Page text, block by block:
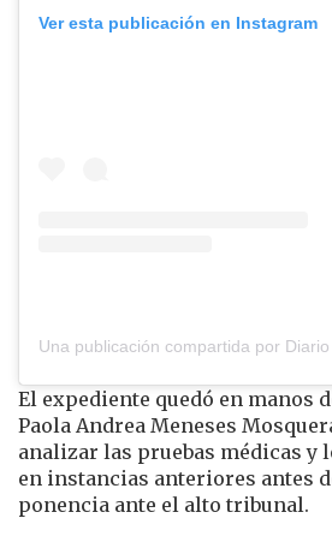
Ver esta publicación en Instagram
El expediente quedó en manos
Paola Andrea Meneses
analizar las pruebas médicas y
en instancias anteriores antes
ponencia ante el alto tribunal.